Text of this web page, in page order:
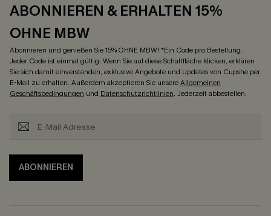
ABONNIEREN & ERHALTEN 15%
OHNE MBW
Abonnieren und genießen Sie 15% OHNE MBW! *Ein Code pro Bestellung.
Jeder Code ist einmal gültig. Wenn Sie auf diese Schaltfläche klicken, erklären
Sie sich damit einverstanden, exklusive Angebote und Updates von Cupshe per
E-Mail zu erhalten. Außerdem akzeptieren Sie unsereAllgemeinen
Geschäftsbedingungen und Datenschutzrichtlinien. Jederzeit abbestellen.
ABONNIEREN